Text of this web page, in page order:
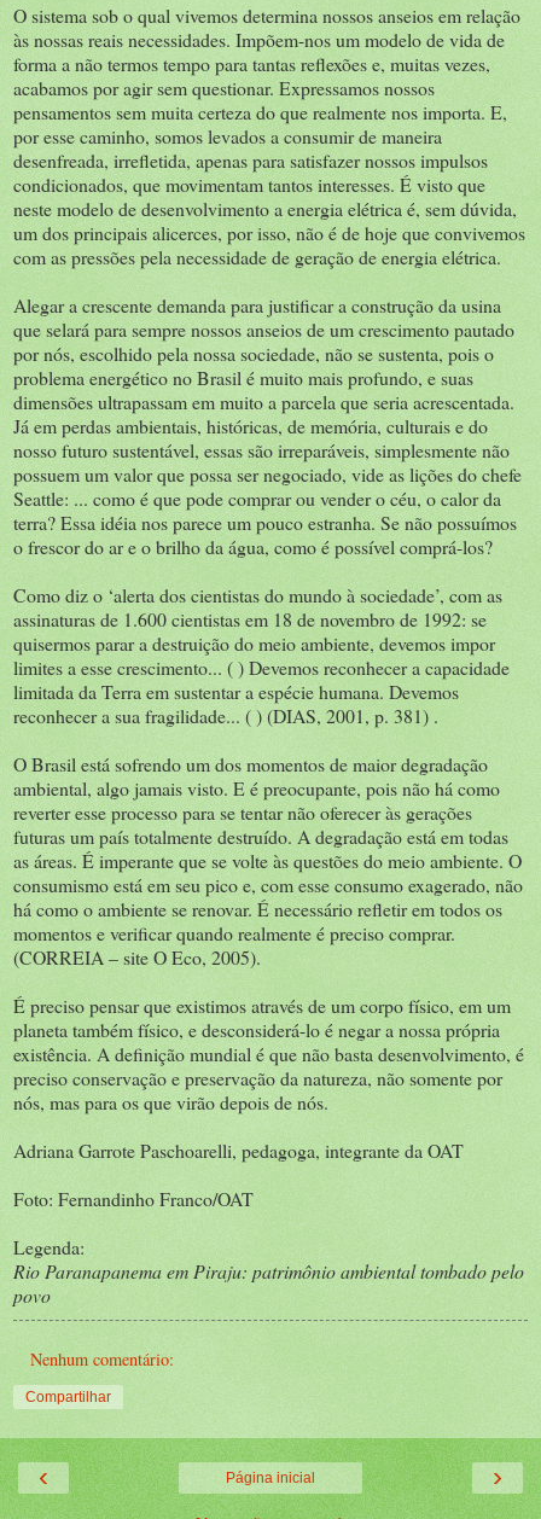
O sistema sob o qual vivemos determina nossos anseios em relação
às nossas reais necessidades. Impõem-nos um modelo de vida de
forma a não termos tempo para tantas reflexões e, muitas vezes,
acabamos por agir sem questionar. Expressamos nossos
pensamentos sem muita certeza do que realmente nos importa. E,
por esse caminho, somos levados a consumir de maneira
desenfreada, irrefletida, apenas para satisfazer nossos impulsos
condicionados, que movimentam tantos interesses. É visto que
neste modelo de desenvolvimento a energia elétrica é, sem dúvida,
um dos principais alicerces, por isso, não é de hoje que convivemos
com as pressões pela necessidade de geração de energia elétrica.
Alegar a crescente demanda para justificar a construção da usina
que selará para sempre nossos anseios de um crescimento pautado
por nós, escolhido pela nossa sociedade, não se sustenta, pois o
problema energético no Brasil é muito mais profundo, e suas
dimensões ultrapassam em muito a parcela que seria acrescentada.
Já em perdas ambientais, históricas, de memória, culturais e do
nosso futuro sustentável, essas são irreparáveis, simplesmente não
possuem um valor que possa ser negociado, vide as lições do chefe
Seattle: ... como é que pode comprar ou vender o céu, o calor da
terra? Essa idéia nos parece um pouco estranha. Se não possuímos
o frescor do ar e o brilho da água, como é possível comprá-los?
Como diz o ‘alerta dos cientistas do mundo à sociedade’, com as
assinaturas de 1.600 cientistas em 18 de novembro de 1992: se
quisermos parar a destruição do meio ambiente, devemos impor
limites a esse crescimento... ( ) Devemos reconhecer a capacidade
limitada da Terra em sustentar a espécie humana. Devemos
reconhecer a sua fragilidade... ( ) (DIAS, 2001, p. 381) .
O Brasil está sofrendo um dos momentos de maior degradação
ambiental, algo jamais visto. E é preocupante, pois não há como
reverter esse processo para se tentar não oferecer às gerações
futuras um país totalmente destruído. A degradação está em todas
as áreas. É imperante que se volte às questões do meio ambiente. O
consumismo está em seu pico e, com esse consumo exagerado, não
há como o ambiente se renovar. É necessário refletir em todos os
momentos e verificar quando realmente é preciso comprar.
(CORREIA – site O Eco, 2005).
É preciso pensar que existimos através de um corpo físico, em um
planeta também físico, e desconsiderá-lo é negar a nossa própria
existência. A definição mundial é que não basta desenvolvimento, é
preciso conservação e preservação da natureza, não somente por
nós, mas para os que virão depois de nós.
Adriana Garrote Paschoarelli, pedagoga, integrante da OAT
Foto: Fernandinho Franco/OAT
Legenda:
Rio Paranapanema em Piraju: patrimônio ambiental tombado pelo
povo
Nenhum comentário:
Compartilhar
‹ ›
Página inicial